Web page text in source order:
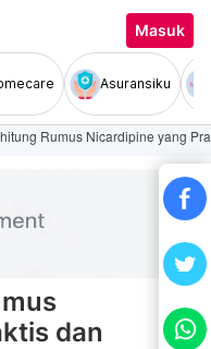
Masuk
Asuransiku
Rumus Nicardipine yang
dan